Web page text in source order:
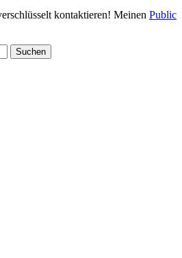
kontaktieren! Meinen Public